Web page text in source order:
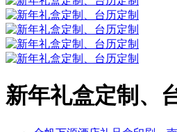
新年礼盒定制、